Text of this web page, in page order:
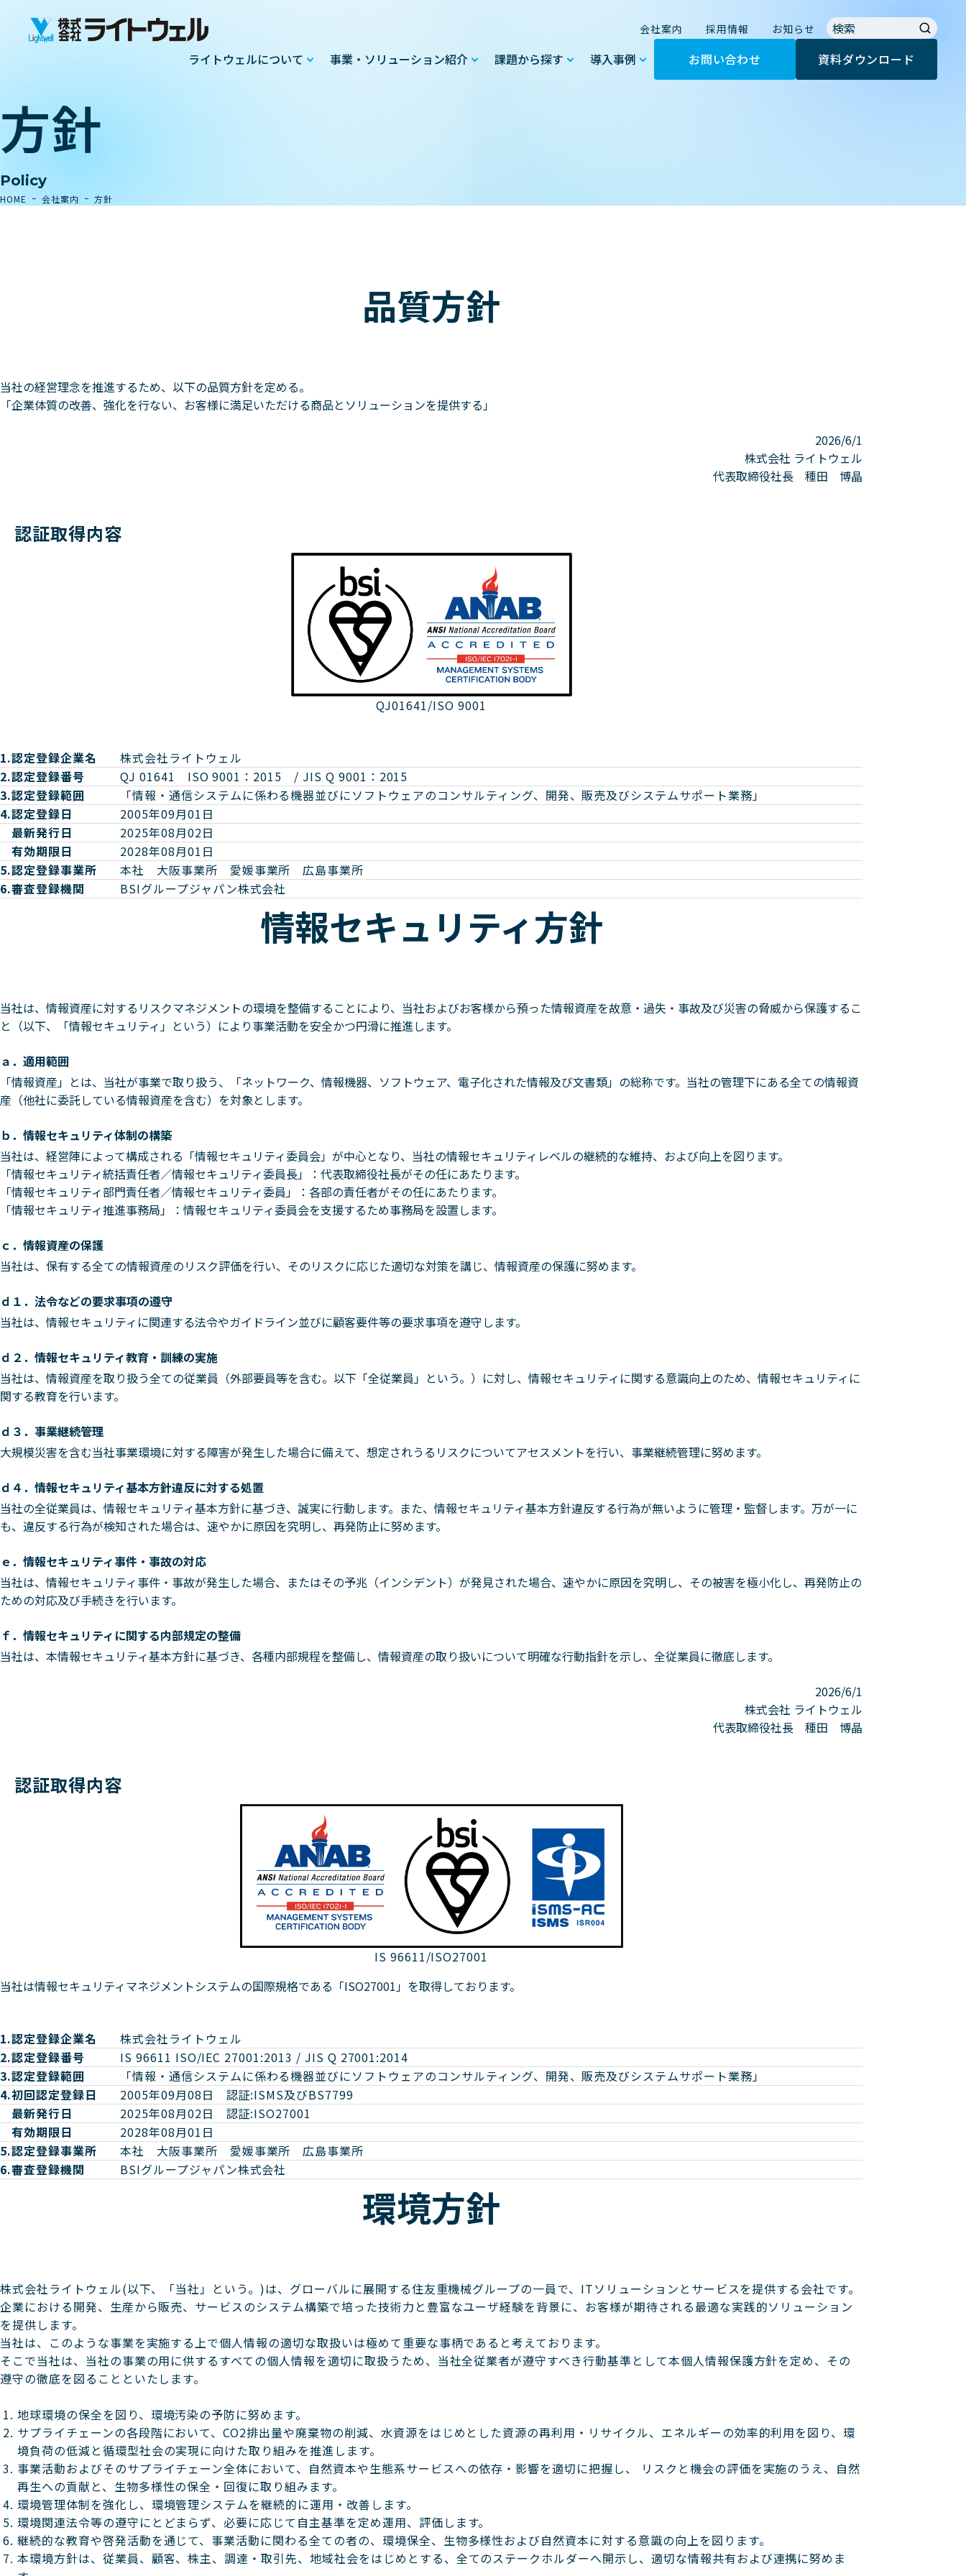
会社案内 採用情報 お知らせ
ライトウェルについて 事業・ソリューション紹介 課題から探す 導入事例 お問い合わせ 資料ダウンロード
方針
Policy
HOME 会社案内 方針
品質方針
当社の経営理念を推進するため、以下の品質方針を定める。
「企業体質の改善、強化を行ない、お客様に満足いただける商品とソリューションを提供する」
2026/6/1
株式会社 ライトウェル
代表取締役社長 種田 博晶
認証取得内容
QJ01641/ISO 9001
1.認定登録企業名
株式会社ライトウェル
2.認定登録番号
QJ 01641 ISO 9001：2015 / JIS Q 9001：2015
3.認定登録範囲
「情報・通信システムに係わる機器並びにソフトウェアのコンサルティング、開発、販売及びシステムサポート業務」
4.認定登録日
2005年09月01日
最新発行日
2025年08月02日
有効期限日
2028年08月01日
5.認定登録事業所
本社 大阪事業所 愛媛事業所 広島事業所
6.審査登録機関 BSIグループジャパン株式会社
情報セキュリティ方針
当社は、情報資産に対するリスクマネジメントの環境を整備することにより、当社およびお客様から預った情報資産を故意・過失・事故及び災害の脅威から保護するこ
と（以下、「情報セキュリティ」という）により事業活動を安全かつ円滑に推進します。
ａ．適用範囲
「情報資産」とは、当社が事業で取り扱う、「ネットワーク、情報機器、ソフトウェア、電子化された情報及び文書類」の総称です。当社の管理下にある全ての情報資
産（他社に委託している情報資産を含む）を対象とします。
ｂ．情報セキュリティ体制の構築
当社は、経営陣によって構成される「情報セキュリティ委員会」が中心となり、当社の情報セキュリティレベルの継続的な維持、および向上を図ります。
「情報セキュリティ統括責任者／情報セキュリティ委員長」：代表取締役社長がその任にあたります。
「情報セキュリティ部門責任者／情報セキュリティ委員」：各部の責任者がその任にあたります。
「情報セキュリティ推進事務局」：情報セキュリティ委員会を支援するため事務局を設置します。
ｃ．情報資産の保護
当社は、保有する全ての情報資産のリスク評価を行い、そのリスクに応じた適切な対策を講じ、情報資産の保護に努めます。
ｄ１．法令などの要求事項の遵守
当社は、情報セキュリティに関連する法令やガイドライン並びに顧客要件等の要求事項を遵守します。
ｄ２．情報セキュリティ教育・訓練の実施
当社は、情報資産を取り扱う全ての従業員（外部要員等を含む。以下「全従業員」という。）に対し、情報セキュリティに関する意識向上のため、情報セキュリティに
関する教育を行います。
ｄ３．事業継続管理
大規模災害を含む当社事業環境に対する障害が発生した場合に備えて、想定されうるリスクについてアセスメントを行い、事業継続管理に努めます。
ｄ４．情報セキュリティ基本方針違反に対する処置
当社の全従業員は、情報セキュリティ基本方針に基づき、誠実に行動します。また、情報セキュリティ基本方針違反する行為が無いように管理・監督します。万が一に
も、違反する行為が検知された場合は、速やかに原因を究明し、再発防止に努めます。
ｅ．情報セキュリティ事件・事故の対応
当社は、情報セキュリティ事件・事故が発生した場合、またはその予兆（インシデント）が発見された場合、速やかに原因を究明し、その被害を極小化し、再発防止の
ための対応及び手続きを行います。
ｆ．情報セキュリティに関する内部規定の整備
当社は、本情報セキュリティ基本方針に基づき、各種内部規程を整備し、情報資産の取り扱いについて明確な行動指針を示し、全従業員に徹底します。
2026/6/1
株式会社 ライトウェル
代表取締役社長 種田 博晶
認証取得内容
IS 96611/ISO27001
当社は情報セキュリティマネジメントシステムの国際規格である「ISO27001」を取得しております。
1.認定登録企業名
株式会社ライトウェル
2.認定登録番号
IS 96611 ISO/IEC 27001:2013 / JIS Q 27001:2014
3.認定登録範囲
「情報・通信システムに係わる機器並びにソフトウェアのコンサルティング、開発、販売及びシステムサポート業務」
4.初回認定登録日
2005年09月08日 認証:ISMS及びBS7799
最新発行日
2025年08月02日 認証:ISO27001
有効期限日
2028年08月01日
5.認定登録事業所
本社 大阪事業所 愛媛事業所 広島事業所
6.審査登録機関 BSIグループジャパン株式会社
環境方針
株式会社ライトウェル(以下、「当社」という。)は、グローバルに展開する住友重機械グループの一員で、ITソリューションとサービスを提供する会社です。
企業における開発、生産から販売、サービスのシステム構築で培った技術力と豊富なユーザ経験を背景に、お客様が期待される最適な実践的ソリューション
を提供します。
当社は、このような事業を実施する上で個人情報の適切な取扱いは極めて重要な事柄であると考えております。
そこで当社は、当社の事業の用に供するすべての個人情報を適切に取扱うため、当社全従業者が遵守すべき行動基準として本個人情報保護方針を定め、その
遵守の徹底を図ることといたします。
地球環境の保全を図り、環境汚染の予防に努めます。
サプライチェーンの各段階において、CO2排出量や廃棄物の削減、水資源をはじめとした資源の再利用・リサイクル、エネルギーの効率的利用を図り、環
境負荷の低減と循環型社会の実現に向けた取り組みを推進します。
事業活動およびそのサプライチェーン全体において、自然資本や生態系サービスへの依存・影響を適切に把握し、 リスクと機会の評価を実施のうえ、自然
再生への貢献と、生物多様性の保全・回復に取り組みます。
環境管理体制を強化し、環境管理システムを継続的に運用・改善します。
環境関連法令等の遵守にとどまらず、必要に応じて自主基準を定め運用、評価します。
継続的な教育や啓発活動を通じて、事業活動に関わる全ての者の、環境保全、生物多様性および自然資本に対する意識の向上を図ります。
本環境方針は、従業員、顧客、株主、調達・取引先、地域社会をはじめとする、全てのステークホルダーへ開示し、適切な情報共有および連携に努めま